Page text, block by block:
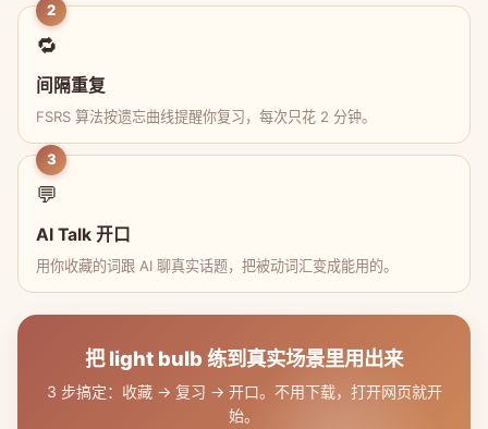
2
🔁
间隔重复
FSRS 算法按遗忘曲线提醒你复习，每次只花 2 分钟。
3
💬
AI Talk 开口
用你收藏的词跟 AI 聊真实话题，把被动词汇变成能用的。
把 light bulb 练到真实场景里用出来
3 步搞定：收藏 → 复习 → 开口。不用下载，打开网页就开
始。